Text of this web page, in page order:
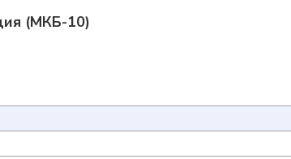
(МКБ-10)